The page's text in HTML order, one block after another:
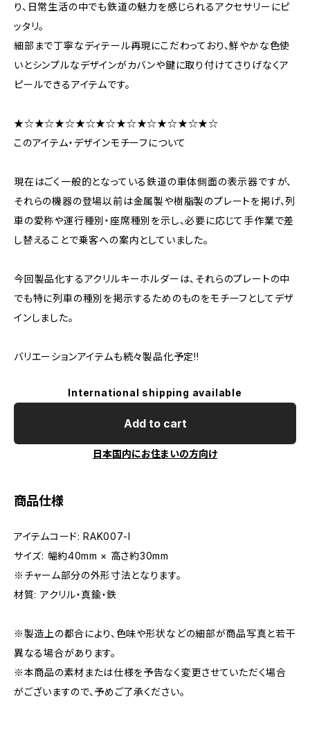
り、日常生活の中でも鉄道の魅力を感じられるアクセサリーにピ
ッタリ。
細部まで丁寧なディテール再現にこだわっており、鮮やかな色使
いとシンプルなデザインがカバンや鍵に取り付けてさりげなくア
ピールできるアイテムです。
★☆★☆★☆★☆★☆★☆★☆★☆★☆★☆
このアイテム・デザインモチーフについて
現在はごく一般的となっている鉄道の車体側面の表示器ですが、
それらの機器の登場以前は金属製や樹脂製のプレートを掲げ、列
車の愛称や運行種別・座席種別を示し、必要に応じて手作業で差
し替えることで乗客への案内としていました。
今回製品化するアクリルキーホルダーは、それらのプレートの中
でも特に列車の種別を掲示するためのものをモチーフとしてデザ
インしました。
バリエーションアイテムも続々製品化予定!!
International shipping available
Add to cart
日本国内にお住まいの方向け
商品仕様
アイテムコード: RAK007-I
サイズ: 幅約40mm × 高さ約30mm
※チャーム部分の外形寸法となります。
材質: アクリル・真鍮・鉄
※製造上の都合により、色味や形状などの細部が商品写真と若干
異なる場合があります。
※本商品の素材または仕様を予告なく変更させていただく場合
がございますので、予めご了承ください。